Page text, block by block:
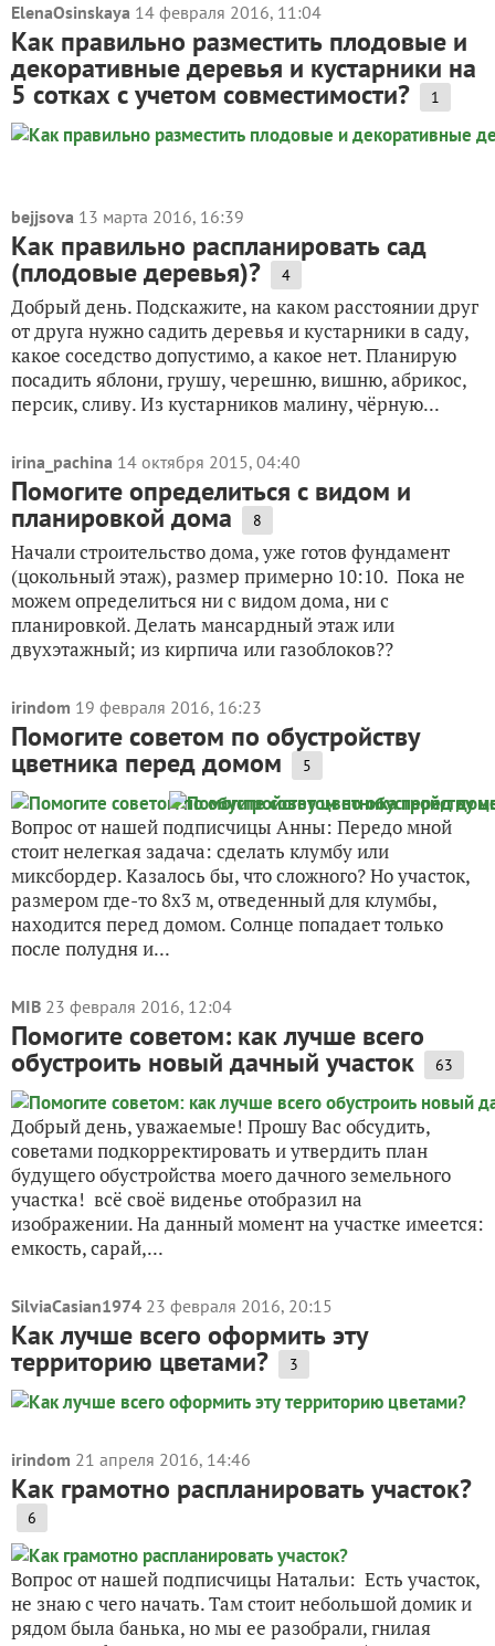
ElenaOsinskaya 14 февраля 2016, 11:04
Как правильно разместить плодовые и
декоративные деревья и кустарники на
5 сотках с учетом совместимости? 1
bejjsova 13 марта 2016, 16:39
Как правильно распланировать сад
(плодовые деревья)? 4
Добрый день. Подскажите, на каком расстоянии друг
от друга нужно садить деревья и кустарники в саду,
какое соседство допустимо, а какое нет. Планирую
посадить яблони, грушу, черешню, вишню, абрикос,
персик, сливу. Из кустарников малину, чёрную...
irina_pachina 14 октября 2015, 04:40
Помогите определиться с видом и
планировкой дома 8
Начали строительство дома, уже готов фундамент
(цокольный этаж), размер примерно 10:10. Пока не
можем определиться ни с видом дома, ни с
планировкой. Делать мансардный этаж или
двухэтажный; из кирпича или газоблоков??
irindom 19 февраля 2016, 16:23
Помогите советом по обустройству
цветника перед домом 5
Вопрос от нашей подписчицы Анны: Передо мной
стоит нелегкая задача: сделать клумбу или
миксбордер. Казалось бы, что сложного? Но участок,
размером где-то 8х3 м, отведенный для клумбы,
находится перед домом. Солнце попадает только
после полудня и...
MIB 23 февраля 2016, 12:04
Помогите советом: как лучше всего
обустроить новый дачный участок 63
Добрый день, уважаемые! Прошу Вас обсудить,
советами подкорректировать и утвердить план
будущего обустройства моего дачного земельного
участка! всё своё виденье отобразил на
изображении. На данный момент на участке имеется:
емкость, сарай,...
SilviaCasian1974 23 февраля 2016, 20:15
Как лучше всего оформить эту
территорию цветами? 3
irindom 21 апреля 2016, 14:46
Как грамотно распланировать участок?
6
Вопрос от нашей подписчицы Натальи: Есть участок,
не знаю с чего начать. Там стоит небольшой домик и
рядом была банька, но мы ее разобрали, гнилая